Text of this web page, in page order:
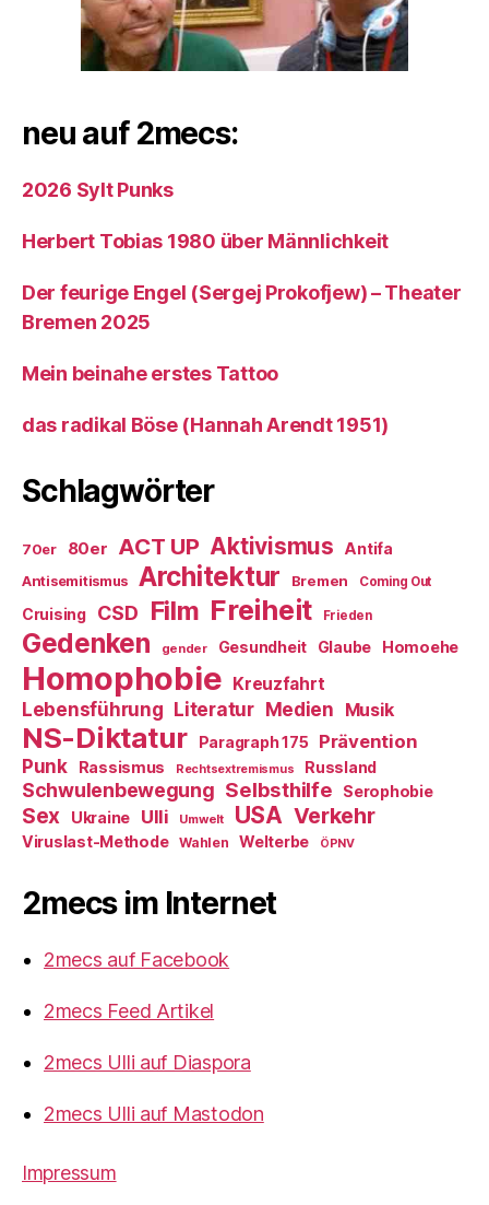
neu auf 2mecs:
2026 Sylt Punks
Herbert Tobias 1980 über Männlichkeit
Der feurige Engel (Sergej Prokofjew) – Theater
Bremen 2025
Mein beinahe erstes Tattoo
das radikal Böse (Hannah Arendt 1951)
Schlagwörter
70er 80er ACT UP Aktivismus Antifa
Antisemitismus Architektur Bremen Coming Out
Cruising CSD Film Freiheit Frieden
Gedenken gender Gesundheit Glaube Homoehe
Homophobie Kreuzfahrt
Lebensführung Literatur Medien Musik
NS-Diktatur Paragraph 175
Prävention
Punk
Rassismus Rechtsextremismus Russland
Schwulenbewegung Selbsthilfe Serophobie
Sex Ukraine Ulli Umwelt USA Verkehr
Viruslast-Methode Wahlen Welterbe ÖPNV
2mecs im Internet
2mecs auf Facebook
2mecs Feed Artikel
2mecs Ulli auf Diaspora
2mecs Ulli auf Mastodon
Impressum